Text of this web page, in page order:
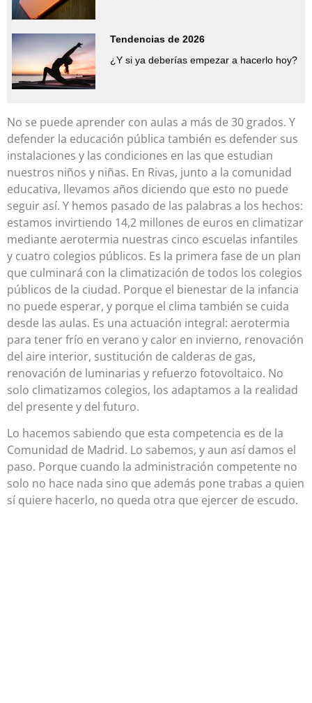
Tendencias de 2026
¿Y si ya deberías empezar a hacerlo hoy?
No se puede aprender con aulas a más de 30 grados. Y
defender la educación pública también es defender sus
instalaciones y las condiciones en las que estudian
nuestros niños y niñas. En Rivas, junto a la comunidad
educativa, llevamos años diciendo que esto no puede
seguir así. Y hemos pasado de las palabras a los hechos:
estamos invirtiendo 14,2 millones de euros en climatizar
mediante aerotermia nuestras cinco escuelas infantiles
y cuatro colegios públicos. Es la primera fase de un plan
que culminará con la climatización de todos los colegios
públicos de la ciudad. Porque el bienestar de la infancia
no puede esperar, y porque el clima también se cuida
desde las aulas. Es una actuación integral: aerotermia
para tener frío en verano y calor en invierno, renovación
del aire interior, sustitución de calderas de gas,
renovación de luminarias y refuerzo fotovoltaico. No
solo climatizamos colegios, los adaptamos a la realidad
del presente y del futuro.
Lo hacemos sabiendo que esta competencia es de la
Comunidad de Madrid. Lo sabemos, y aun así damos el
paso. Porque cuando la administración competente no
solo no hace nada sino que además pone trabas a quien
sí quiere hacerlo, no queda otra que ejercer de escudo.